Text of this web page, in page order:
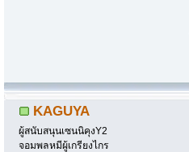
KAGUYA
ผู้สนับสนุนเซนนิคุงY2
จอมพลหมีผู้เกรียงไกร